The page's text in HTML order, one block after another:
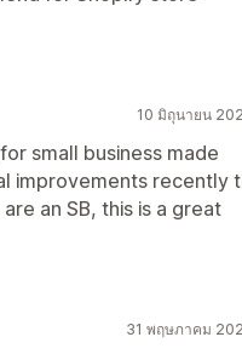
10 มิถุนายน
small business made
improvements recently
an SB, this is a great
31 พฤษภาคม